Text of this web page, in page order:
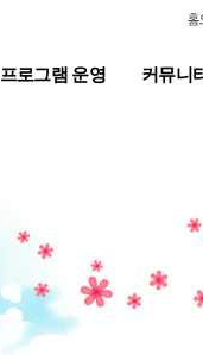
프로그램 운영 커뮤니